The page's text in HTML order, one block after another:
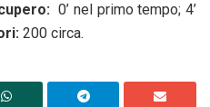
0’ nel primo tempo; 4’
200 circa.